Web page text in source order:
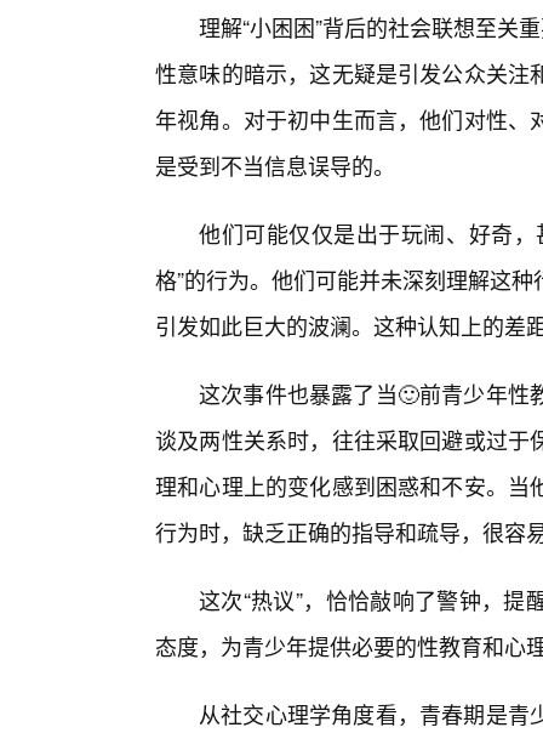
理解“小困困”背后的社会联想至关
性意味的暗示，这无疑是引发公众关
年视角。对于初中生而言，他们对性
是受到不当信息误导的。
他们可能仅仅是出于玩闹、好奇
格”的行为。他们可能并未深刻理解这
引发如此巨大的波澜。这种认知上的差
这次事件也暴露了当🙂前青少年性
谈及两性关系时，往往采取回避或过
理和心理上的变化感到困惑和不安。
行为时，缺乏正确的指导和疏导，很容
这次“热议”，恰恰敲响了警钟，
态度，为青少年提供必要的性教育和心
从社交心理学角度看，青春期是